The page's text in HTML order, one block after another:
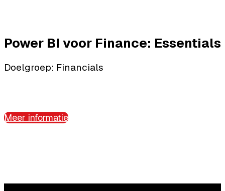
Power BI voor Finance: Essentials
Doelgroep: Financials
Meer informatie